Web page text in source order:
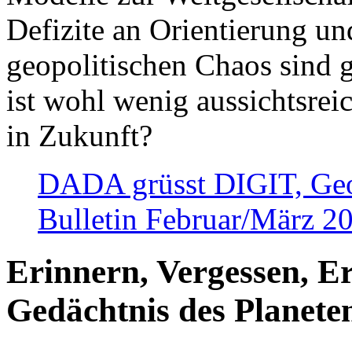
Defizite an Orientierung
geopolitischen Chaos sind
ist wohl wenig
in Zukunft?
DADA grüsst DIGIT,
Bulletin Februar/März
Erinnern, Vergessen,
Gedächtnis des